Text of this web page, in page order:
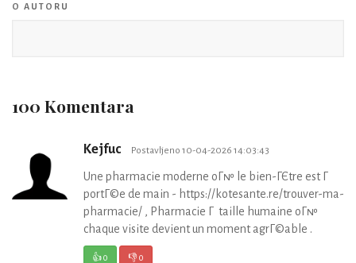
O AUTORU
100 Komentara
Kejfuc Postavljeno 10-04-2026 14:03:43
Une pharmacie moderne oГ№ le bien-ГЄtre est Г
portГ©e de main - https://kotesante.re/trouver-ma-
pharmacie/ , Pharmacie Г taille humaine oГ№
chaque visite devient un moment agrГ©able .
👍0 👎0